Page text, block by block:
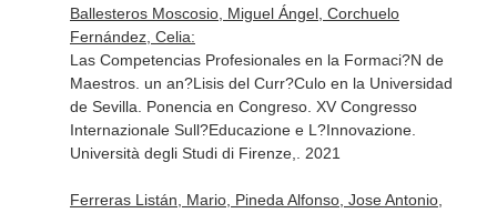
Ballesteros Moscosio, Miguel Ángel, Corchuelo
Fernández, Celia:
Las Competencias Profesionales en la Formaci?N de
Maestros. un an?Lisis del Curr?Culo en la Universidad
de Sevilla. Ponencia en Congreso. XV Congresso
Internazionale Sull?Educazione e L?Innovazione.
Università degli Studi di Firenze,. 2021
Ferreras Listán, Mario, Pineda Alfonso, Jose Antonio,